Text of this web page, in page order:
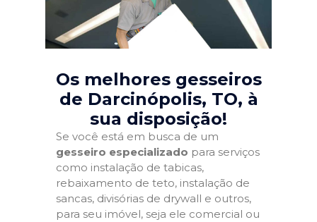
Os melhores gesseiros
de Darcinópolis, TO, à
sua disposição!
Se você está em busca de um
gesseiro especializado para serviços
como instalação de tabicas,
rebaixamento de teto, instalação de
sancas, divisórias de drywall e outros,
para seu imóvel, seja ele comercial ou